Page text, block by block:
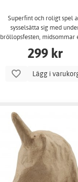
Superfint och roligt spel
sysselsätta sig med
bröllopsfesten, midsommar
alla timmar i trädgården.
299 kr
Lägg i